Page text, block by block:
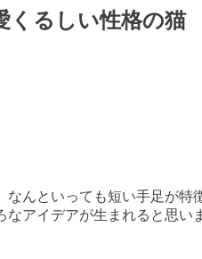
くるしい性格の猫
んといっても短い手足が
アイデアが生まれると思